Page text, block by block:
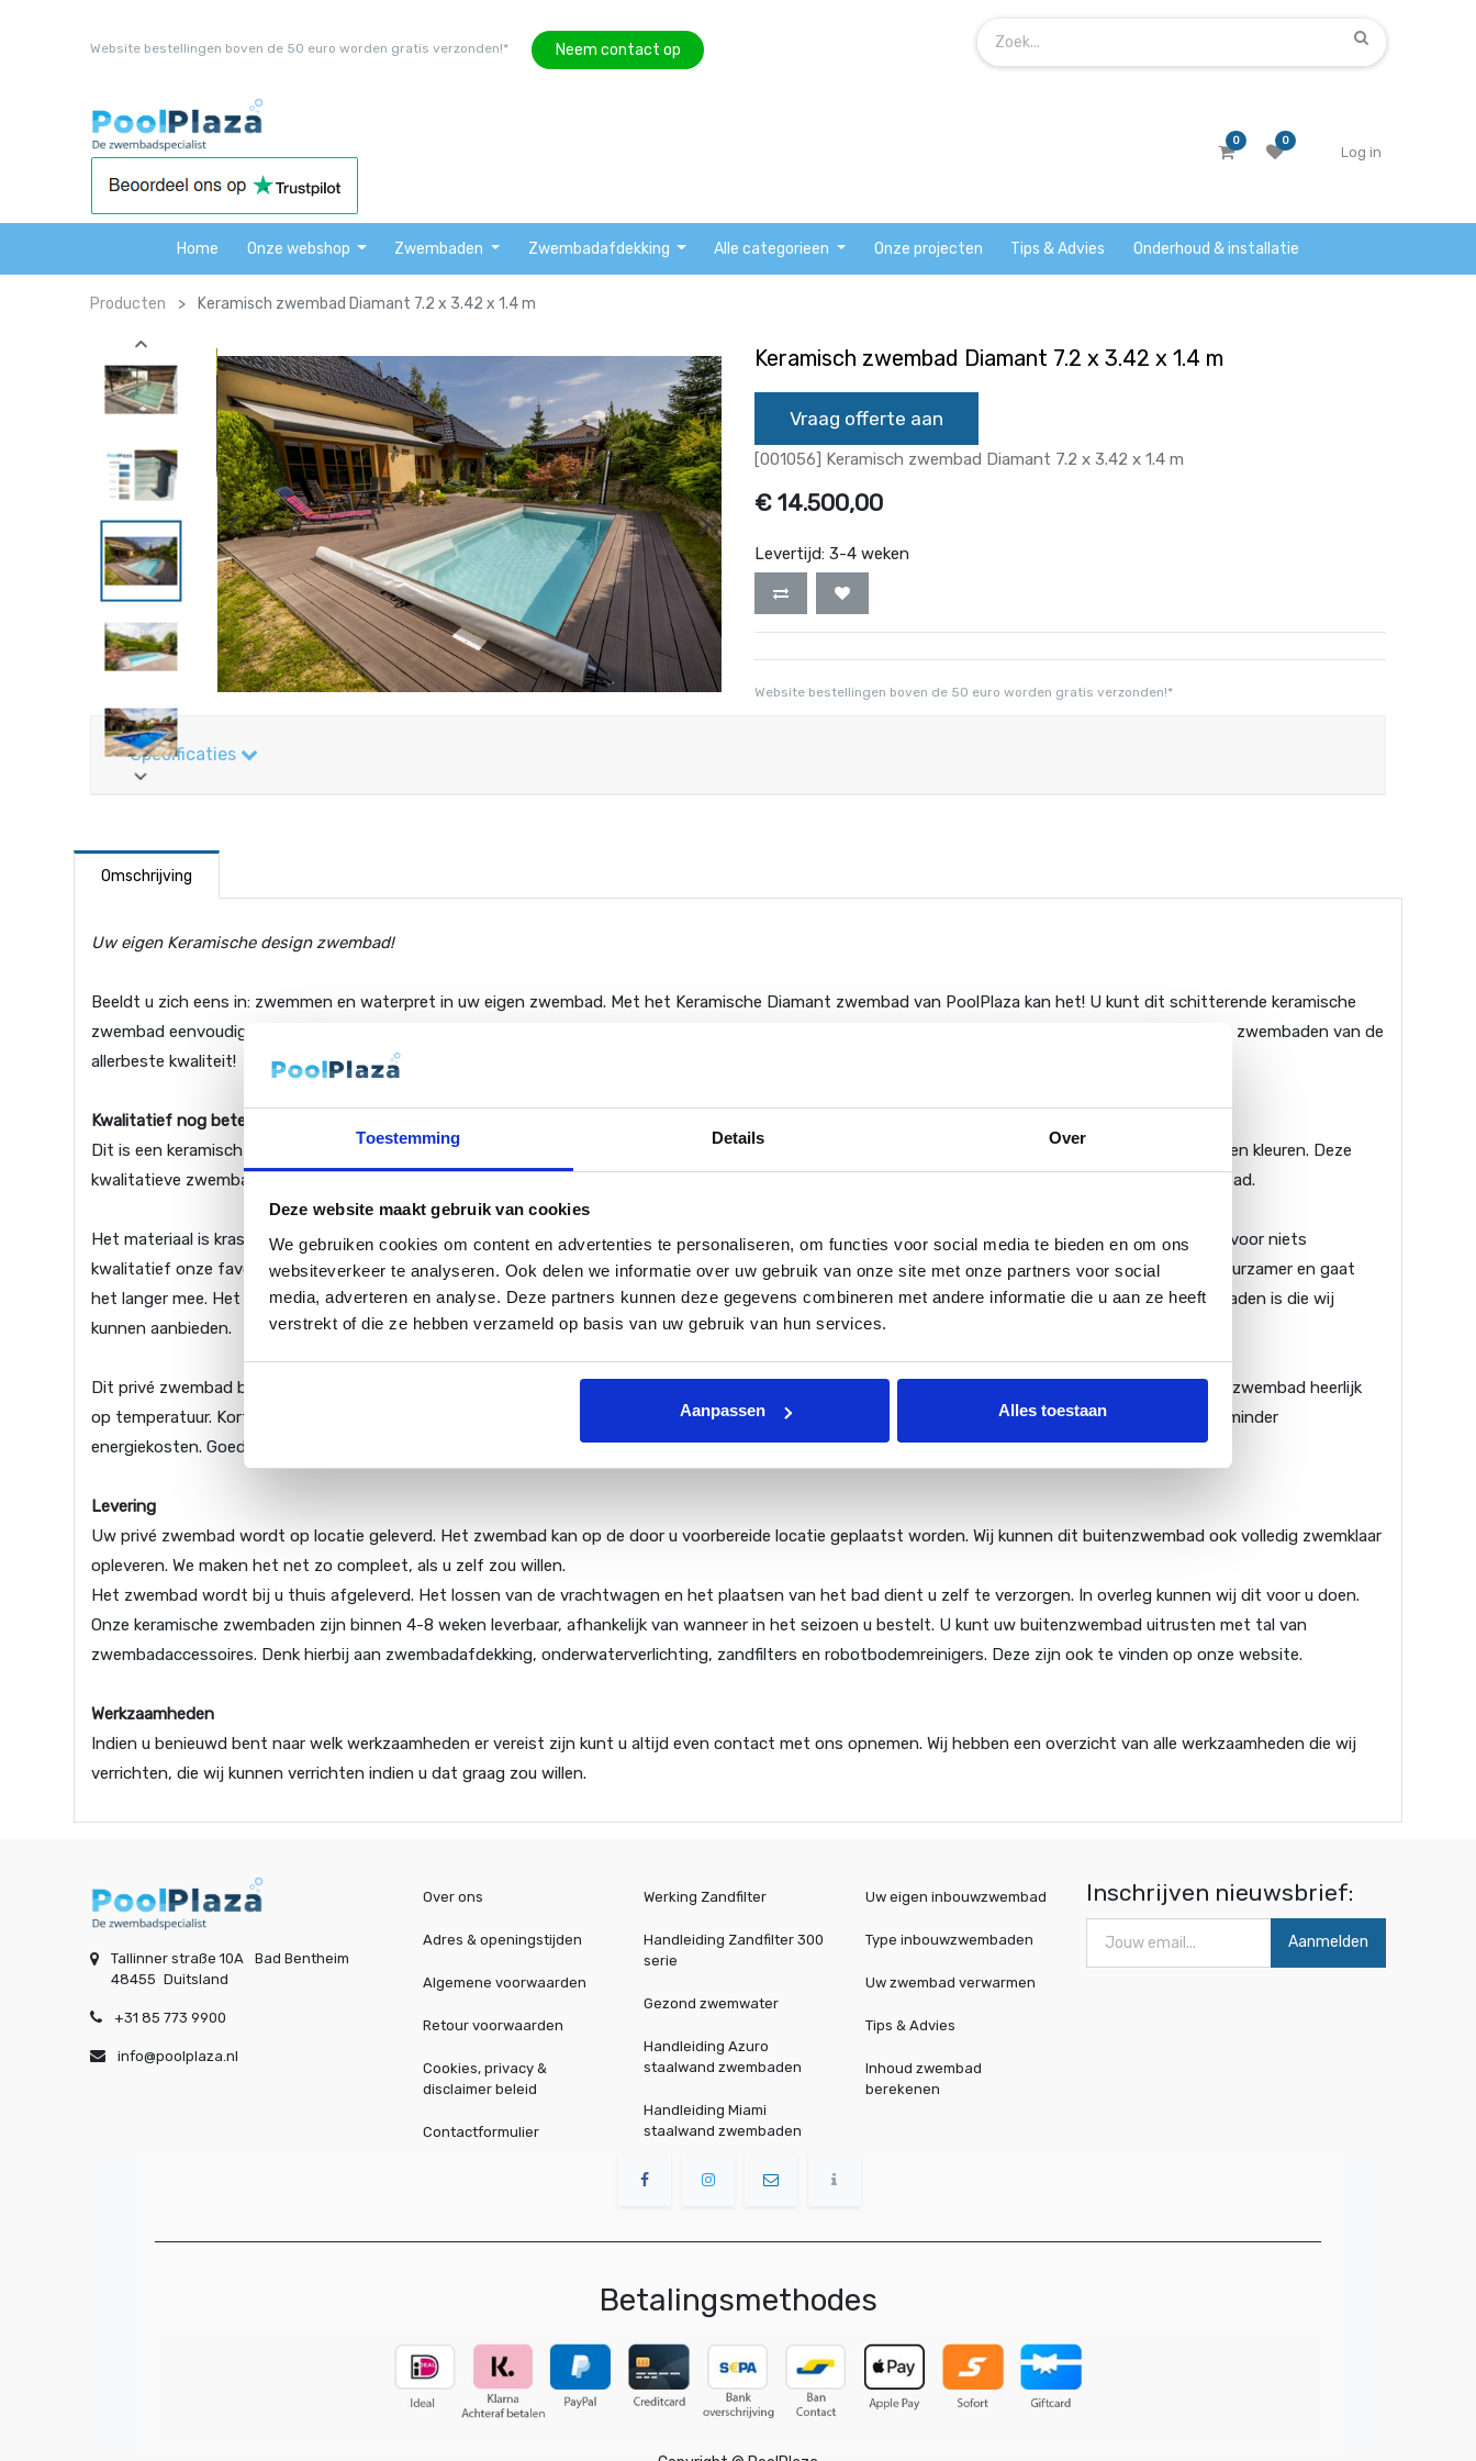
Toestemming Details Over
Deze website maakt gebruik van cookies
We gebruiken cookies om content en advertenties te personaliseren, om functies voor social media te bieden en om ons
websiteverkeer te analyseren. Ook delen we informatie over uw gebruik van onze site met onze partners voor social
media, adverteren en analyse. Deze partners kunnen deze gegevens combineren met andere informatie die u aan ze heeft
verstrekt of die ze hebben verzameld op basis van uw gebruik van hun services.
Aanpassen Alles toestaan
Website bestellingen boven de 50 euro worden gratis verzonden!* Neem contact op
0 0
Log in
Home Onze webshop Zwembaden Zwembadafdekking Alle categorieen Onze projecten Tips & Advies Onderhoud & installatie
Producten Keramisch zwembad Diamant 7.2 x 3.42 x 1.4 m
Keramisch zwembad Diamant 7.2 x 3.42 x 1.4 m
Vraag offerte aan
[001056] Keramisch zwembad Diamant 7.2 x 3.42 x 1.4 m
€ 14.500,00
Levertijd: 3-4 weken
Website bestellingen boven de 50 euro worden gratis verzonden!*
Specificaties
Omschrijving
Uw eigen Keramische design zwembad!
Beeldt u zich eens in: zwemmen en waterpret in uw eigen zwembad. Met het Keramische Diamant zwembad van PoolPlaza kan het! U kunt dit schitterende keramische
zwembad eenvoudig zelf plaatsen of volledig door ons laten installeren. Uw zwembad in de tuin of binnenshuis voor een messcherpe prijs! Keramische zwembaden van de
allerbeste kwaliteit!
Kwalitatief nog beter, nog sterker
Dit is een keramisch zwembad uit de “Compact pools”. In deze productlijn bevinden zich schitterende keramische zwembaden in verschillende vormen en kleuren. Deze
kwalitatieve zwembaden zijn voorzien van een comfortabele en veilige inlooptrap, zodat groot en klein optimaal kan genieten van uw prachtige zwembad.
Het materiaal is krasvast en oersterk, zodat u met dit keramische zwembad al gauw van 20 tot 30 jaar zwemplezier geniet. Het keramische bad is niet voor niets
kwalitatief onze favoriet. Dit bad is gemaakt uit meerdere lagen, waardoor de wanden steviger en van betere kwaliteit zijn. Mede hierdoor is het bad duurzamer en gaat
het langer mee. Het bad is gemaakt van beter materiaal dan een doorsnee zwembad, en dit maakt samen dat het kwalitatief één van de beste zwembaden is die wij
kunnen aanbieden.
Dit privé zwembad beschikt verder over een perfecte isolatielaag. Dankzij deze hoogwaardige thermische isolatielaag blijft het water in dit keramische zwembad heerlijk
op temperatuur. Kortom, een zwembad in eigen tuin met optimaal zwemcomfort en een lekker lang zwemseizoen. De goede isolatie zorgt verder voor minder
energiekosten. Goed voor het milieu, en uw portemonnee!
Levering
Uw privé zwembad wordt op locatie geleverd. Het zwembad kan op de door u voorbereide locatie geplaatst worden. Wij kunnen dit buitenzwembad ook volledig zwemklaar
opleveren. We maken het net zo compleet, als u zelf zou willen.
Het zwembad wordt bij u thuis afgeleverd. Het lossen van de vrachtwagen en het plaatsen van het bad dient u zelf te verzorgen. In overleg kunnen wij dit voor u doen.
Onze keramische zwembaden zijn binnen 4-8 weken leverbaar, afhankelijk van wanneer in het seizoen u bestelt. U kunt uw buitenzwembad uitrusten met tal van
zwembadaccessoires. Denk hierbij aan zwembadafdekking, onderwaterverlichting, zandfilters en robotbodemreinigers. Deze zijn ook te vinden op onze website.
Werkzaamheden
Indien u benieuwd bent naar welk werkzaamheden er vereist zijn kunt u altijd even contact met ons opnemen. Wij hebben een overzicht van alle werkzaamheden die wij
verrichten, die wij kunnen verrichten indien u dat graag zou willen.
Tallinner straße 10A
Bad Bentheim
48455 Duitsland
+31 85 773 9900
info@poolplaza.nl
Over ons
Adres & openingstijden
Algemene voorwaarden
Retour voorwaarden
Cookies, privacy &
disclaimer beleid
Contactformulier
Werking Zandfilter
Handleiding Zandfilter 300
serie
Gezond zwemwater
Handleiding Azuro
staalwand zwembaden
Handleiding Miami
staalwand zwembaden
Uw eigen inbouwzwembad
Type inbouwzwembaden
Uw zwembad verwarmen
Tips & Advies
Inhoud zwembad
berekenen
Inschrijven nieuwsbrief:
Aanmelden
Betalingsmethodes